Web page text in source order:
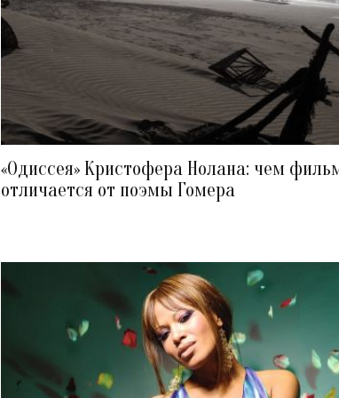
«Одиссея» Кристофера Нолана: чем
отличается от поэмы Гомера